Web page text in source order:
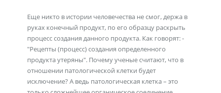
Еще никто в истории человечества не смог, держа в
руках конечный продукт, по его образцу раскрыть
процесс создания данного продукта. Как говорят: -
"Рецепты (процесс) создания определенного
продукта утеряны". Почему ученые считают, что в
отношении патологической клетки будет
исключение? А ведь патологическая клетка – это